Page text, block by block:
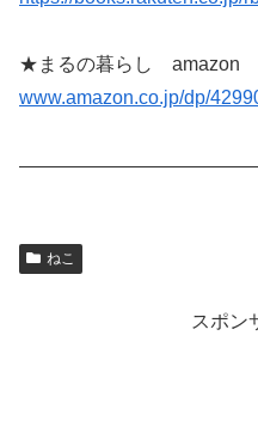
★まるの暮らし amazon
www.amazon.co.jp/dp/
ねこ
スポン